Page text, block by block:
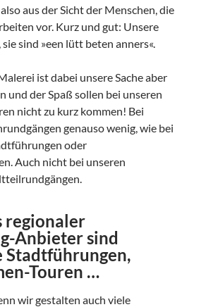
aus der Sicht der Menschen, die
vor. Kurz und gut: Unsere
sind »een lütt beten anners«.
ist dabei unsere Sache aber
und der Spaß sollen bei unseren
nicht zu kurz kommen! Bei
genauso wenig, wie bei
oder
Auch nicht bei unseren
regionaler
Anbieter sind
Stadtführungen,
Touren …
wir gestalten auch viele